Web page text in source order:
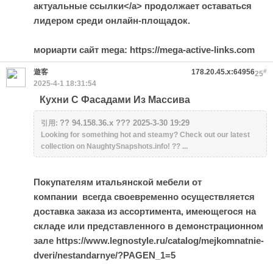
актуальные ссылки</a> продолжает оставаться
лидером среди онлайн-площадок.
мориарти сайт mega: https://mega-active-links.com
25#
遊客
178.20.45.x:64956
2025-4-1 18:31:54
Кухни С Фасадами Из Массива
引用: ?? 94.158.36.x ??? 2025-3-30 19:29
Looking for something hot and steamy? Check out our latest
collection on NaughtySnapshots.info! ?? ...
Покупателям итальянской мебели от
компании всегда своевременно осуществляется
доставка заказа из ассортимента, имеющегося на
складе или представленного в демонстрационном
зале https://www.legnostyle.ru/catalog/mejkomnatnie-
dveri/nestandarnye/?PAGEN_1=5